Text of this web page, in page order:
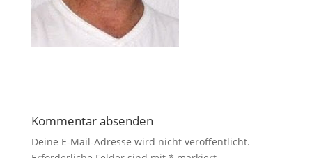
Kommentar absenden
Deine E-Mail-Adresse wird nicht veröffentlicht.